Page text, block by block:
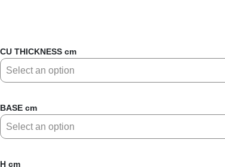
CU THICKNESS cm
BASE cm
H cm